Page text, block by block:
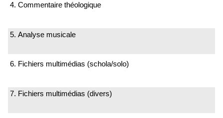
4. Commentaire théologique
5. Analyse musicale
6. Fichiers multimédias (schola/solo)
7. Fichiers multimédias (divers)